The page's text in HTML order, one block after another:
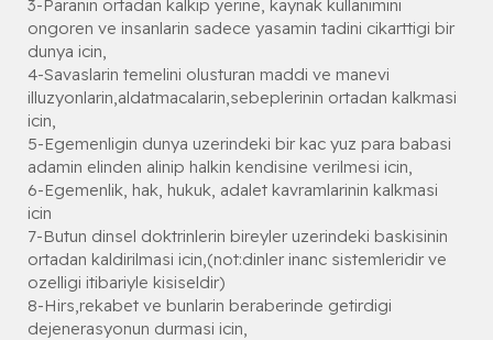
3-Paranin ortadan kalkip yerine, kaynak kullanimini
ongoren ve insanlarin sadece yasamin tadini cikarttigi bir
dunya icin,
4-Savaslarin temelini olusturan maddi ve manevi
illuzyonlarin,aldatmacalarin,sebeplerinin ortadan kalkmasi
icin,
5-Egemenligin dunya uzerindeki bir kac yuz para babasi
adamin elinden alinip halkin kendisine verilmesi icin,
6-Egemenlik, hak, hukuk, adalet kavramlarinin kalkmasi
icin
7-Butun dinsel doktrinlerin bireyler uzerindeki baskisinin
ortadan kaldirilmasi icin,(not:dinler inanc sistemleridir ve
ozelligi itibariyle kisiseldir)
8-Hirs,rekabet ve bunlarin beraberinde getirdigi
dejenerasyonun durmasi icin,